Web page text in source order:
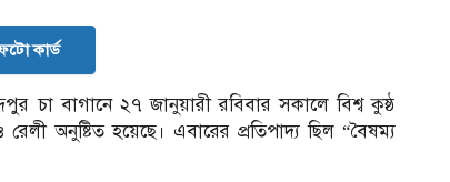
কার্ড
চা বাগানে ২৭ জানুয়ারী রবিবার সকালে বিশ্ব কুষ্ঠ
অনুষ্টিত হয়েছে। এবারের প্রতিপাদ্য ছিল “বৈষম্য